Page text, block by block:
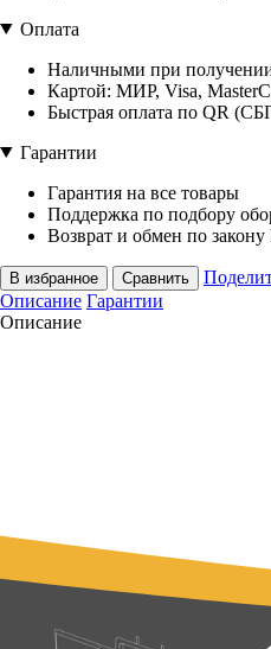
Оплата
Наличными при
Картой: МИР, Visa,
Быстрая оплата по QR
Гарантии
Гарантия на все товары
Поддержка по подбору
Возврат и обмен по
В избранное Сравнить
Описание Гарантии
Описание